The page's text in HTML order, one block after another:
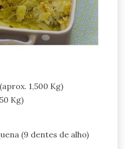
1,500 Kg)
Kg)
(9 dentes de alho)